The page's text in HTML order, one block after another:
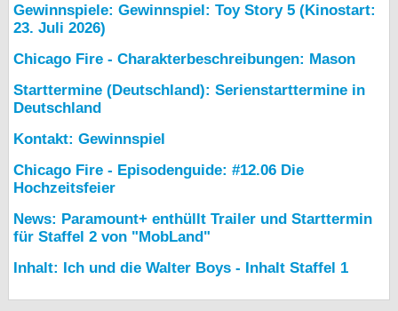
Gewinnspiele: Gewinnspiel: Toy Story 5 (Kinostart:
23. Juli 2026)
Chicago Fire - Charakterbeschreibungen: Mason
Starttermine (Deutschland): Serienstarttermine in
Deutschland
Kontakt: Gewinnspiel
Chicago Fire - Episodenguide: #12.06 Die
Hochzeitsfeier
News: Paramount+ enthüllt Trailer und Starttermin
für Staffel 2 von "MobLand"
Inhalt: Ich und die Walter Boys - Inhalt Staffel 1